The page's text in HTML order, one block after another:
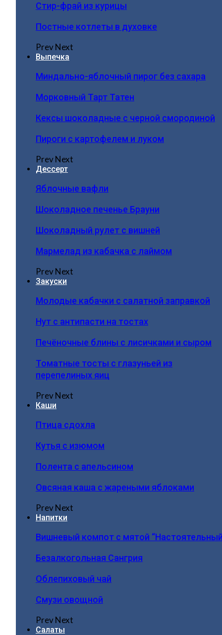
Стир-фрай из курицы
Постные котлеты в духовке
PrevNext
Выпечка
Миндально-яблочный пирог без сахара
Морковный Тарт Татен
Кексы шоколадные с черной смородиной
Пироги c картофелем и луком
PrevNext
Дессерт
Яблочные вафли
Шоколадное печенье Брауни
Шоколадный рулет с вишней
Мармелад из кабачка с лаймом
PrevNext
Закуски
Молодые кабачки с салатной заправкой
Нут с антипасти на тостах
Печёночные блины с лисичками и сыром
Томатные тосты с глазуньей из
перепелиных яиц
PrevNext
Каши
Птица сдохла
Кутья с изюмом
Полента с апельсином
Овсяная каша с жареными яблоками
PrevNext
Напитки
Вишневый компот с мятой
Безалкогольная Сангрия
Облепиховый чай
Смузи овощной
PrevNext
Салаты